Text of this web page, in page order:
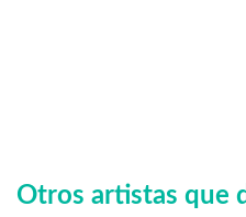
Otros artistas que